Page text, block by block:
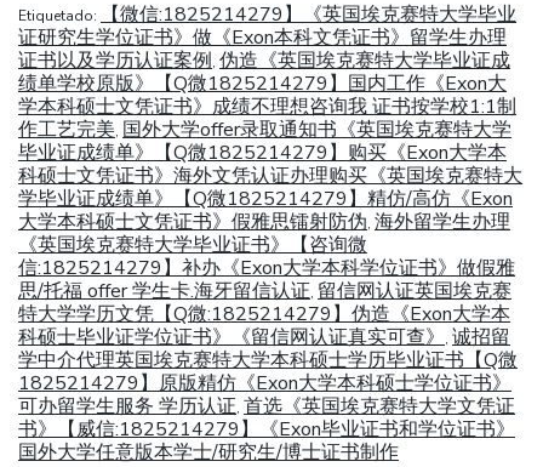
Etiquetado:
【微信:1825214279】《英国埃克赛特大学毕业
证研究生学位证书》做《Exon本科文凭证书》留学生办理
证书以及学历认证案例, 伪造《英国埃克赛特大学毕业证成
绩单学校原版》【Q微1825214279】国内工作《Exon大
学本科硕士文凭证书》成绩不理想咨询我 证书按学校1:1制
作工艺完美, 国外大学offer录取通知书《英国埃克赛特大学
毕业证成绩单》【Q微1825214279】购买《Exon大学本
科硕士文凭证书》海外文凭认证办理购买《英国埃克赛特大
学毕业证成绩单》【Q微1825214279】精仿/高仿《Exon
大学本科硕士文凭证书》假雅思镭射防伪, 海外留学生办理
《英国埃克赛特大学毕业证书》【咨询微
信:1825214279】补办《Exon大学本科学位证书》做假雅
思/托福 offer 学生卡.海牙留信认证, 留信网认证英国埃克赛
特大学学历文凭【Q微:1825214279】伪造《Exon大学本
科硕士毕业证学位证书》《留信网认证真实可查》
, 诚招留
学中介代理英国埃克赛特大学本科硕士学历毕业证书【Q微
1825214279】原版精仿《Exon大学本科硕士学位证书》
可办留学生服务 学历认证, 首选《英国埃克赛特大学文凭证
书》【威信:1825214279】《Exon毕业证书和学位证书》
国外大学任意版本学士/研究生/博士证书制作